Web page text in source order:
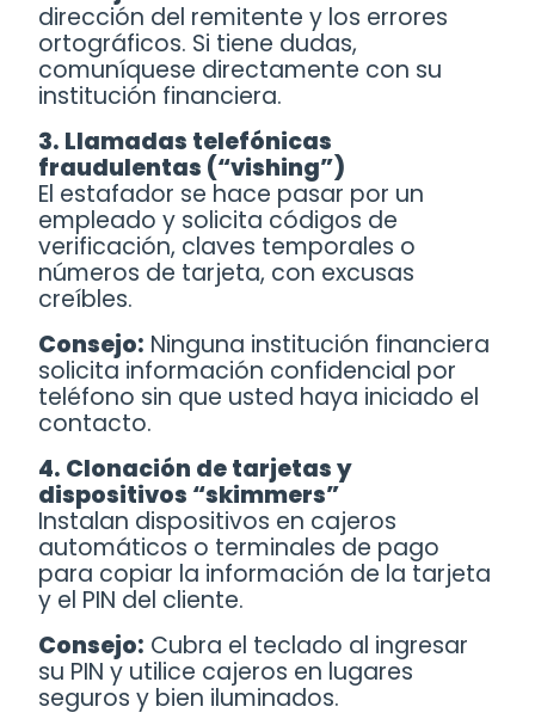
dirección del remitente y los errores
ortográficos. Si tiene dudas,
comuníquese directamente con su
institución financiera.
3. Llamadas telefónicas
fraudulentas (“vishing”)
El estafador se hace pasar por un
empleado y solicita códigos de
verificación, claves temporales o
números de tarjeta, con excusas
creíbles.
Consejo: Ninguna institución financiera
solicita información confidencial por
teléfono sin que usted haya iniciado el
contacto.
4. Clonación de tarjetas y
dispositivos “skimmers”
Instalan dispositivos en cajeros
automáticos o terminales de pago
para copiar la información de la tarjeta
y el PIN del cliente.
Consejo: Cubra el teclado al ingresar
su PIN y utilice cajeros en lugares
seguros y bien iluminados.